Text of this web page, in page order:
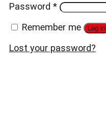
Password *
Remember me
Log in
Lost your password?